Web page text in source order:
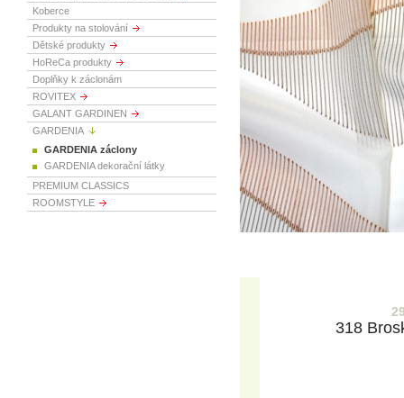
Koberce
Produkty na stolování
Dětské produkty
HoReCa produkty
Doplňky k záclonám
ROVITEX
GALANT GARDINEN
GARDENIA
GARDENIA záclony
GARDENIA dekorační látky
PREMIUM CLASSICS
ROOMSTYLE
318